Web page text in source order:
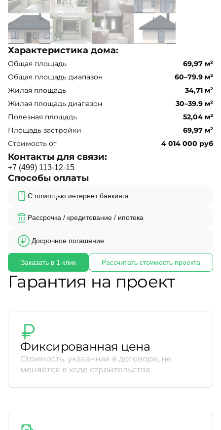
Характеристика дома:
Общая площадь
69,97 м²
Общая площадь диапазон
60–79.9 м²
Жилая площадь
34,71 м²
Жилая площадь диапазон
30–39.9 м²
Полезная площадь
52,04 м²
Площадь застройки
69,97 м²
Стоимость от
4 014 000 руб
Контакты для связи:
+7 (499) 113-12-15
Способы оплаты
С помощью интернет банкинга
Рассрочка / кредитование / ипотека
Досрочное погашение
Заказать в 1 клик Рассчитать стоимость проекта
Гарантия на проект
Фиксированная цена
Стоимость, указанная в договоре, не
меняется в ходе строительства